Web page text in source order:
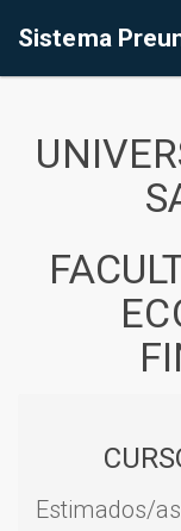
Sistema
Estimados/